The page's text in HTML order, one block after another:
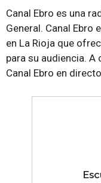
Canal Ebro es una
General. Canal Ebro
en La Rioja que
para su audiencia.
Canal Ebro en